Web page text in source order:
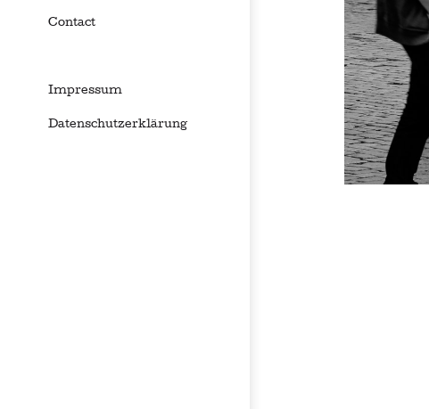
Contact
Impressum
Datenschutzerklärung